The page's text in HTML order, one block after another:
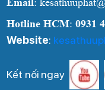
Hotline HCM:0931
Website:
Kết nối ngay